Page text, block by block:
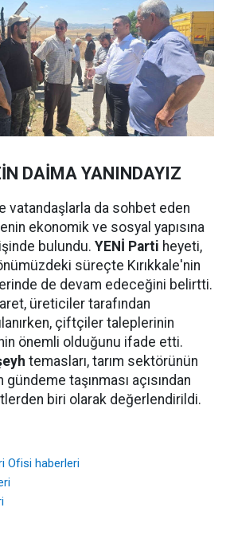
DAİMA YANINDAYIZ
vatandaşlarla da sohbet eden
ekonomik ve sosyal yapısına
bulundu. YENİ Parti heyeti,
süreçte Kırıkkale'nin
de devam edeceğini belirtti.
üreticiler tarafından
çiftçiler taleplerinin
önemli olduğunu ifade etti.
temasları, tarım sektörünün
taşınması açısından
biri olarak değerlendirildi.
Ofisi haberleri